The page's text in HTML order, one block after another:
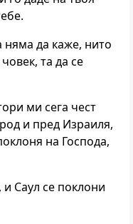
да каже, нито
та да се
ми сега чест
и пред Израиля,
на Господа,
Саул се поклони